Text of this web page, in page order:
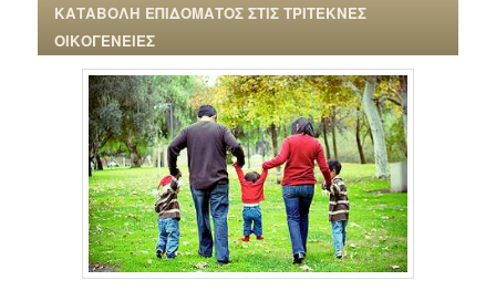
ΚΑΤΑΒΟΛΗ ΕΠΙΔΟΜΑΤΟΣ ΣΤΙΣ ΤΡΙΤΕΚΝΕΣ
ΟΙΚΟΓΕΝΕΙΕΣ